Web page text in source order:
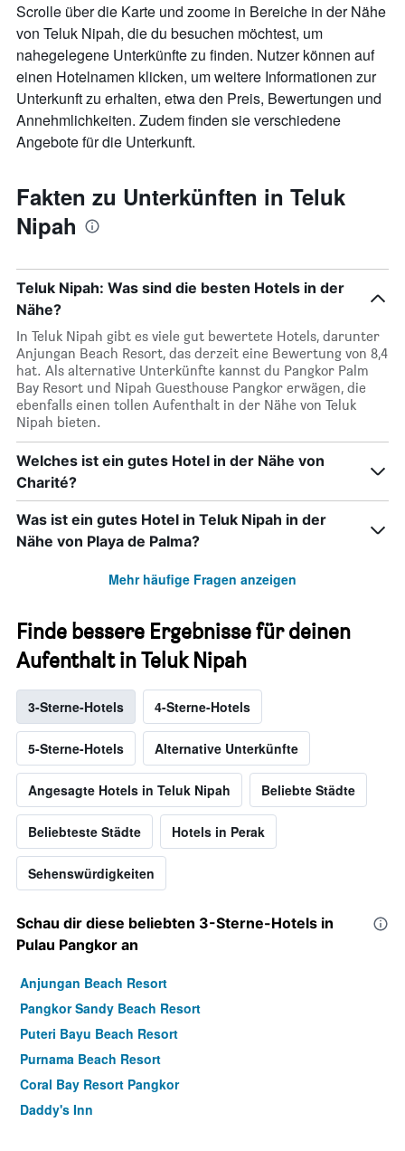
Scrolle über die Karte und zoome in Bereiche in der Nähe
von Teluk Nipah, die du besuchen möchtest, um
nahegelegene Unterkünfte zu finden. Nutzer können auf
einen Hotelnamen klicken, um weitere Informationen zur
Unterkunft zu erhalten, etwa den Preis, Bewertungen und
Annehmlichkeiten. Zudem finden sie verschiedene
Angebote für die Unterkunft.
Fakten zu Unterkünften in Teluk
Nipah
Teluk Nipah: Was sind die besten Hotels in der
Nähe?
In Teluk Nipah gibt es viele gut bewertete Hotels, darunter
Anjungan Beach Resort, das derzeit eine Bewertung von 8,4
hat. Als alternative Unterkünfte kannst du Pangkor Palm
Bay Resort und Nipah Guesthouse Pangkor erwägen, die
ebenfalls einen tollen Aufenthalt in der Nähe von Teluk
Nipah bieten.
Welches ist ein gutes Hotel in der Nähe von
Charité?
Was ist ein gutes Hotel in Teluk Nipah in der
Nähe von Playa de Palma?
Mehr häufige Fragen anzeigen
Finde bessere Ergebnisse für deinen
Aufenthalt in Teluk Nipah
3-Sterne-Hotels 4-Sterne-Hotels
5-Sterne-Hotels Alternative Unterkünfte
Angesagte Hotels in Teluk Nipah Beliebte Städte
Beliebteste Städte Hotels in Perak
Sehenswürdigkeiten
Schau dir diese beliebten 3-Sterne-Hotels in
Pulau Pangkor an
Anjungan Beach Resort
Pangkor Sandy Beach Resort
Puteri Bayu Beach Resort
Purnama Beach Resort
Coral Bay Resort Pangkor
Daddy's Inn